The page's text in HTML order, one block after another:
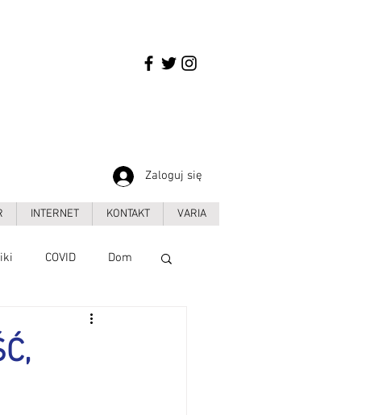
Zaloguj się
INTERNET KONTAKT VARIA
COVID Dom